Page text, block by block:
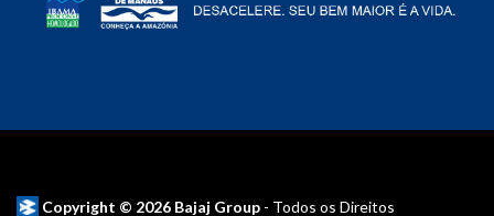
Copyright © 2026 Bajaj Group - Todos os Direitos